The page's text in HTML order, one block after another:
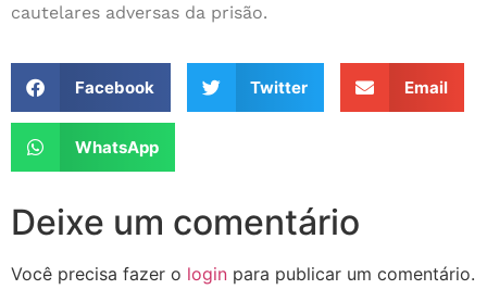
cautelares adversas da prisão.
Facebook Twitter Email
WhatsApp
Deixe um comentário
Você precisa fazer o login para publicar um comentário.